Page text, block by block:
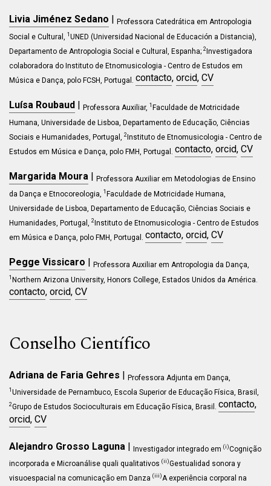
Livia Jiménez Sedano | Professora Catedrática em Antropologia
Social e Cultural, 1 UNED (Universidad Nacional de Educación a Distancia),
Departamento de Antropologia Social e Cultural, Espanha; 2Investigadora
colaboradora do Instituto de Etnomusicologia - Centro de Estudos em
Música e Dança, polo FCSH, Portugal . contacto, orcid, CV
Luísa Roubaud | Professora Auxiliar, 1 Faculdade de Motricidade
Humana, Universidade de Lisboa, Departamento de Educação, Ciências
Sociais e Humanidades, Portugal, 2Instituto de Etnomusicologia - Centro de
Estudos em Música e Dança, polo FMH, Portugal. contacto, orcid, CV
Margarida Moura | Professora Auxiliar em Metodologias de Ensino
da Dança e Etnocoreologia, 1 Faculdade de Motricidade Humana,
Universidade de Lisboa, Departamento de Educação, Ciências Sociais e
Humanidades, Portugal, 2Instituto de Etnomusicologia - Centro de Estudos
em Música e Dança, polo FMH, Portugal. contacto, orcid, CV
Pegge Vissicaro | Professora Auxiliar em Antropologia da Dança,
1 Northern Arizona University, Honors College, Estados Unidos da América.
contacto, orcid, CV
Conselho Científico
Adriana de Faria Gehres | Professora Adjunta em Dança,
1 Universidade de Pernambuco, Escola Superior de Educação Física, Brasil,
2Grupo de Estudos Socioculturais em Educação Física, Brasil. contacto,
orcid, CV
Alejandro Grosso Laguna | Investigador integrado em (i)Cognição
incorporada e Microanálise quali qualitativos (ii)Gestualidad sonora y
visuoespacial na comunicação em Danza (iii)A experiência corporal na